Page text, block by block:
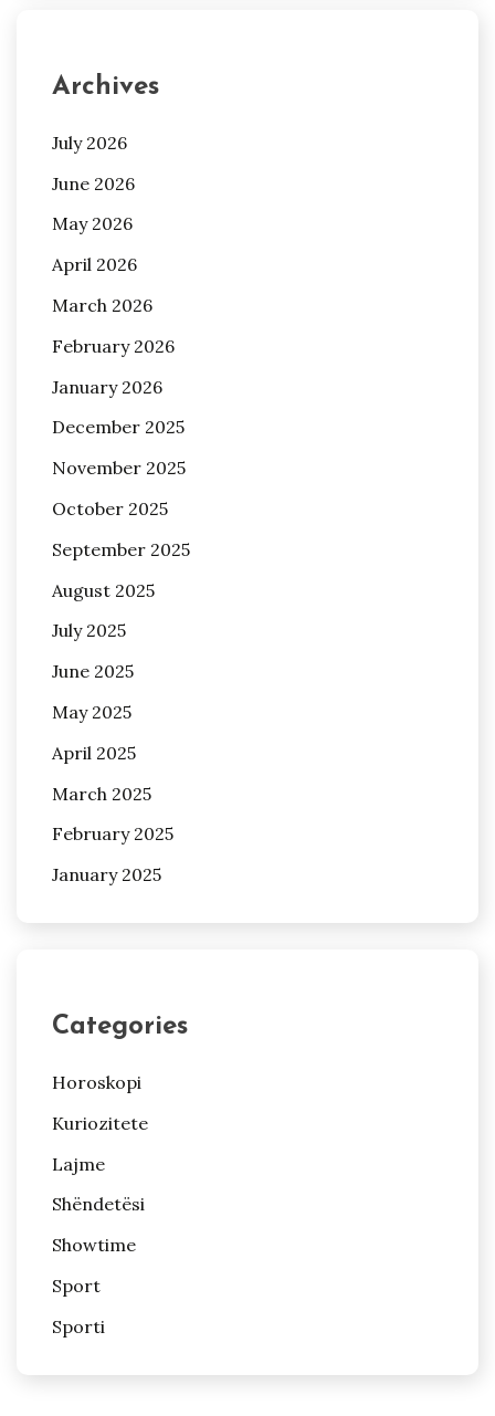
Archives
July 2026
June 2026
May 2026
April 2026
March 2026
February 2026
January 2026
December 2025
November 2025
October 2025
September 2025
August 2025
July 2025
June 2025
May 2025
April 2025
March 2025
February 2025
January 2025
Categories
Horoskopi
Kuriozitete
Lajme
Shëndetësi
Showtime
Sport
Sporti